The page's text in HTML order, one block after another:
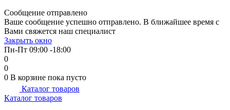
Сообщение отправлено
Ваше сообщение успешно отправлено. В ближайшее время с
Вами свяжется наш специалист
Закрыть окно
Пн-Пт 09:00 -18:00
0
0
0 В корзине пока пусто
Каталог товаров
Каталог товаров
Подробнее
об оплате Плайтом